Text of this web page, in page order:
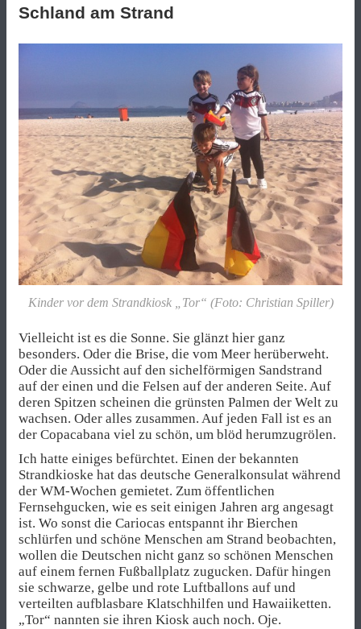
Schland am Strand
Kinder vor dem Strandkiosk „Tor“ (Foto: Christian Spiller)
Vielleicht ist es die Sonne. Sie glänzt hier ganz
besonders. Oder die Brise, die vom Meer herüberweht.
Oder die Aussicht auf den sichelförmigen Sandstrand
auf der einen und die Felsen auf der anderen Seite. Auf
deren Spitzen scheinen die grünsten Palmen der Welt zu
wachsen. Oder alles zusammen. Auf jeden Fall ist es an
der Copacabana viel zu schön, um blöd herumzugrölen.
Ich hatte einiges befürchtet. Einen der bekannten
Strandkioske hat das deutsche Generalkonsulat während
der WM-Wochen gemietet. Zum öffentlichen
Fernsehgucken, wie es seit einigen Jahren arg angesagt
ist. Wo sonst die Cariocas entspannt ihr Bierchen
schlürfen und schöne Menschen am Strand beobachten,
wollen die Deutschen nicht ganz so schönen Menschen
auf einem fernen Fußballplatz zugucken. Dafür hingen
sie schwarze, gelbe und rote Luftballons auf und
verteilten aufblasbare Klatschhilfen und Hawaiiketten.
„Tor“ nannten sie ihren Kiosk auch noch. Oje.